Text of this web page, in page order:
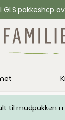
pakkeshop
alt til madpakken